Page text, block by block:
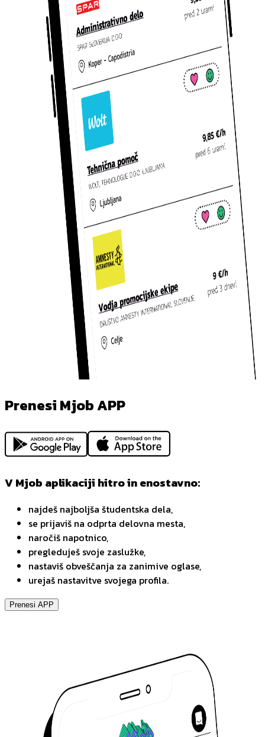
Prenesi Mjob APP
V Mjob aplikaciji hitro in enostavno:
najdeš najboljša študentska dela,
se prijaviš na odprta delovna mesta,
naročiš napotnico,
pregleduješ svoje zaslužke,
nastaviš obveščanja za zanimive oglase,
urejaš nastavitve svojega profila.
Prenesi APP